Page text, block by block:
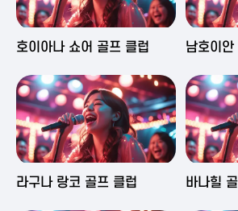
2025-06-03 16:43
호이아나 쇼어 골프 클럽 2025-
남호이
2025-06-03 15:05
라구나 랑코 골프 클럽 2025-
바나힐